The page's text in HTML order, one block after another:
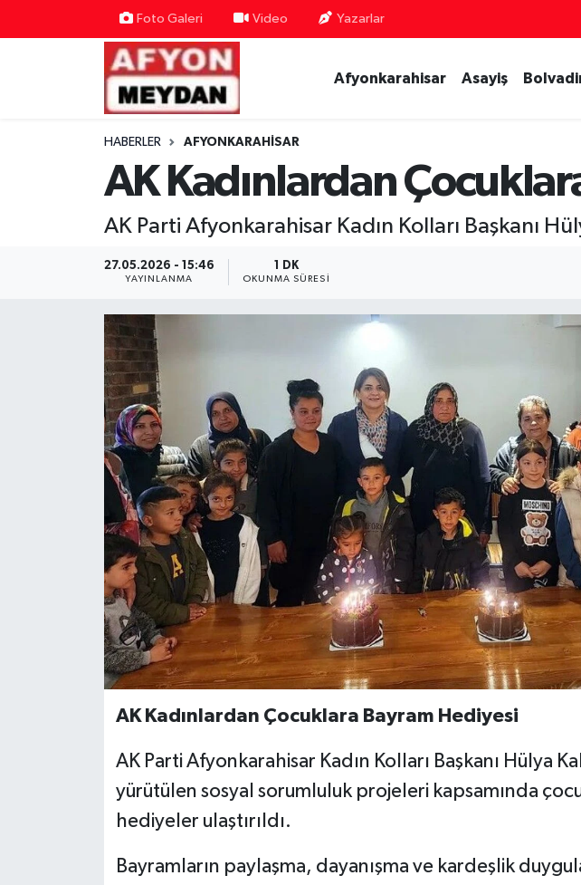
Foto Galeri Video Yazarlar
Afyonkarahisar Asayiş
HABERLER AFYONKARAHISAR
AK Kadınlardan
AK Parti Afyonkarahisar Kadın Kolları Başkanı
27.05.2026 - 15:46
YAYINLANMA
1 DK
OKUNMA SÜRESI
AK Kadınlardan Çocuklara Bayram Hediyesi
AK Parti Afyonkarahisar Kadın Kolları Başkanı Hülya
yürütülen sosyal sorumluluk projeleri kapsamında
hediyeler ulaştırıldı.
Bayramların paylaşma, dayanışma ve kardeşlik
Nöbetçi Eczaneler
Hava Durumu
Haber Arşivi